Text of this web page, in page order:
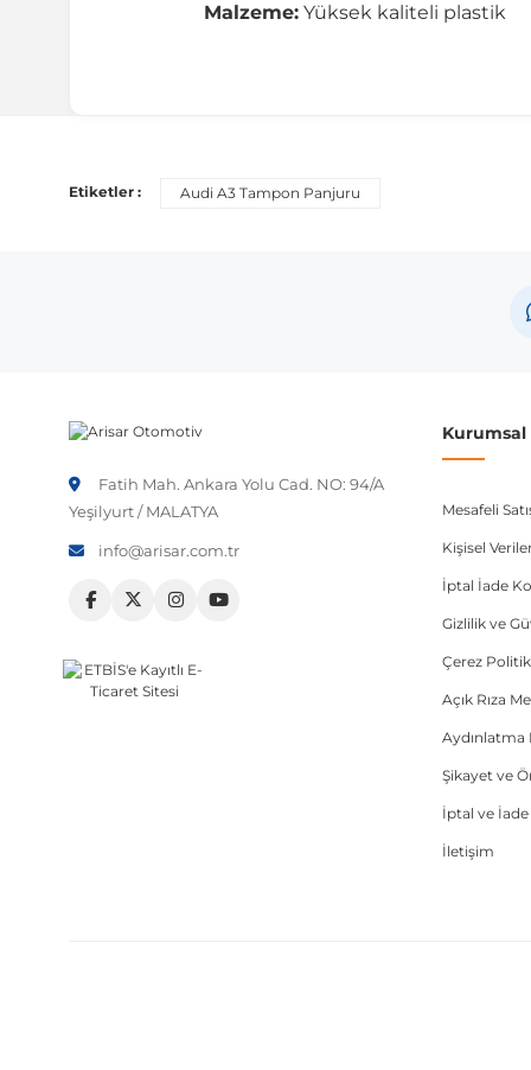
Malzeme: Yüksek kaliteli plastik
Etiketler : Audi A3 Tampon Panjuru
Fatih Mah. Ankara Yolu Cad. NO: 94/A
Yeşilyurt / MALATYA
info@arisar.com.tr
Mesafeli
Kişisel
İptal İade
Gizlilik ve
Çerez
Açık Rıza
Aydınlatma
Şikayet ve
İptal ve
İletişim